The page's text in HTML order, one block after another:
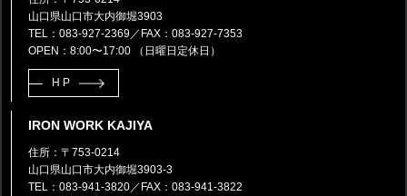
山口県山口市大内御堀3903
TEL：083-927-2369 ／FAX：083-927-7353
OPEN：8:00〜17:00 （日曜日定休日）
HP
IRON WORK KAJIYA
住所：〒753-0214
山口県山口市大内御堀3903-3
TEL：083-941-3820 ／FAX：083-941-3822